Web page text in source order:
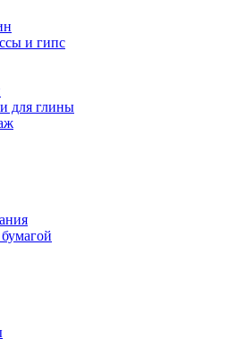
и гипс
для глины